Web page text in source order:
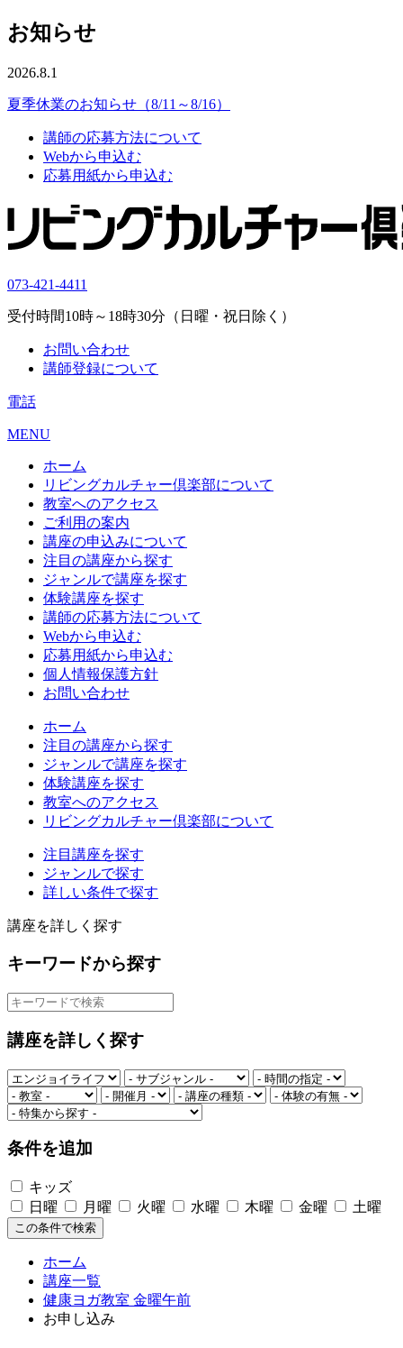
お知らせ
2026.8.1
夏季休業のお知らせ（8/11～8/16）
講師の応募方法について
Webから申込む
応募用紙から申込む
073-421-4411
受付時間10時～18時30分（日曜・祝日除く）
お問い合わせ
講師登録について
電話
MENU
ホーム
リビングカルチャー倶楽部について
教室へのアクセス
ご利用の案内
講座の申込みについて
注目の講座から探す
ジャンルで講座を探す
体験講座を探す
講師の応募方法について
Webから申込む
応募用紙から申込む
個人情報保護方針
お問い合わせ
ホーム
注目の講座から探す
ジャンルで講座を探す
体験講座を探す
教室へのアクセス
リビングカルチャー倶楽部について
注目講座を探す
ジャンルで探す
詳しい条件で探す
講座を詳しく探す
キーワードから探す
講座を詳しく探す
条件を追加
キッズ
日曜
月曜 火曜 水曜 木曜 金曜 土曜
この条件で検索
ホーム
講座一覧
健康ヨガ教室 金曜午前
お申し込み